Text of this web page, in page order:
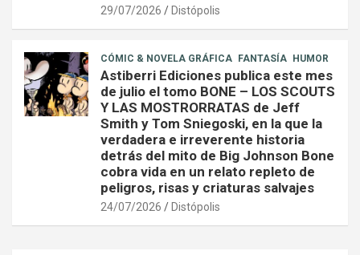
29/07/2026 Distópolis
CÓMIC & NOVELA GRÁFICA FANTASÍA HUMOR
Astiberri Ediciones publica este mes
de julio el tomo BONE – LOS SCOUTS
Y LAS MOSTRORRATAS de Jeff
Smith y Tom Sniegoski, en la que la
verdadera e irreverente historia
detrás del mito de Big Johnson Bone
cobra vida en un relato repleto de
peligros, risas y criaturas salvajes
24/07/2026 Distópolis